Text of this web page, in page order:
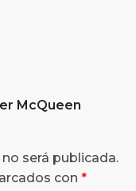
McQueen
será publicada.
con *